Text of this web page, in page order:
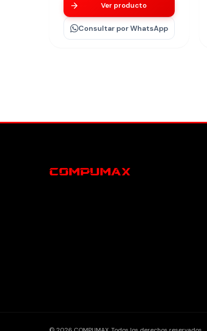
Ver producto
Consultar por WhatsApp